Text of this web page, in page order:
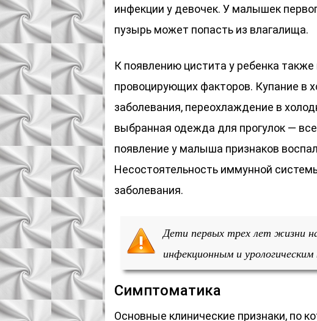
инфекции у девочек. У малышек
пузырь может попасть из влагалища.
К появлению цистита у ребенка
провоцирующих факторов. Купание в
заболевания, переохлаждение в
выбранная одежда для прогулок —
появление у малыша признаков
Несостоятельность иммунной
заболевания.
Дети первых трех лет жизни
инфекционным и
Симптоматика
Основные клинические признаки, по